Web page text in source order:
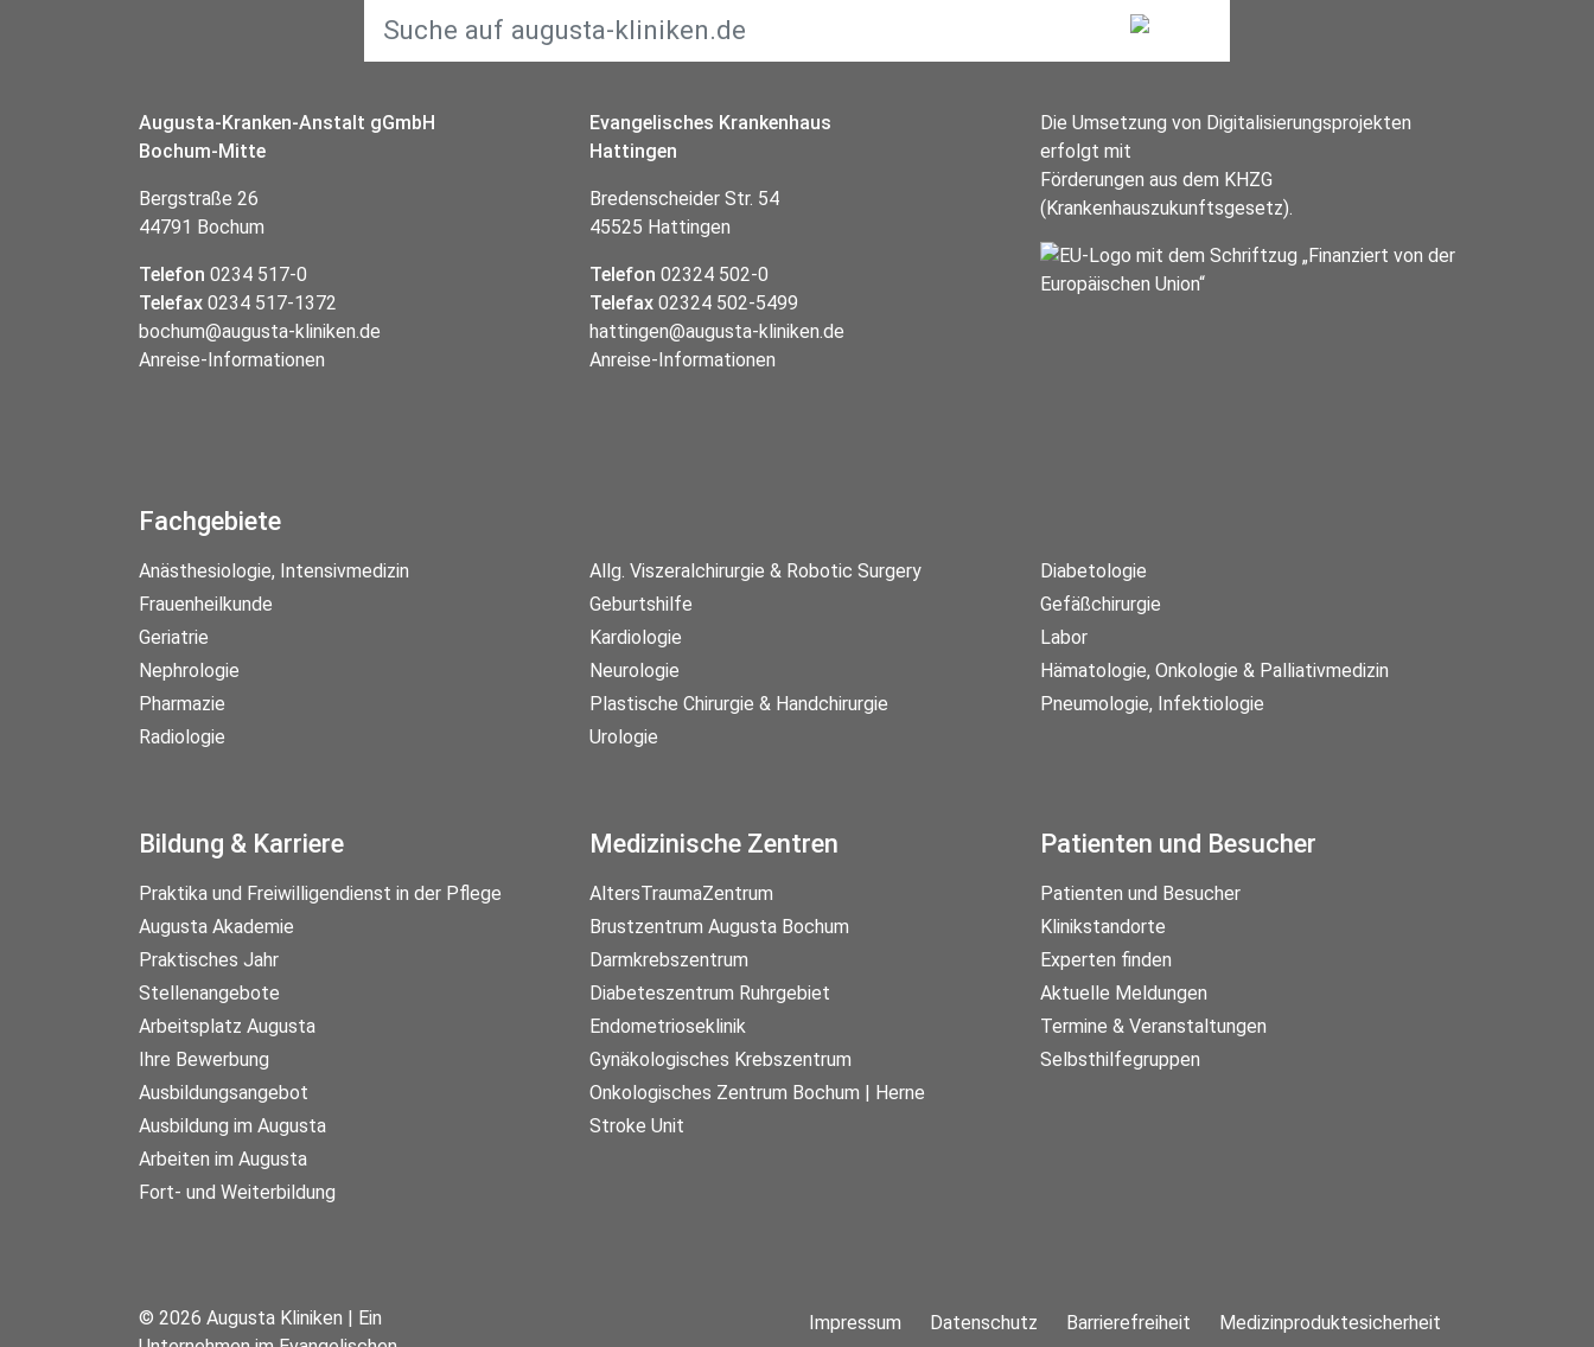
Augusta-Kranken-Anstalt gGmbH
Bochum-Mitte
Bergstraße 26
44791 Bochum
Telefon 0234 517-0
Telefax 0234 517-1372
bochum@augusta-kliniken.de
Anreise-Informationen
Evangelisches Krankenhaus
Hattingen
Bredenscheider Str. 54
45525 Hattingen
Telefon 02324 502-0
Telefax02324 502-5499
hattingen@augusta-kliniken.de
Anreise-Informationen
Die Umsetzung von Digitalisierungsprojekten
erfolgt mit
Förderungen aus dem KHZG
(Krankenhauszukunftsgesetz).
Fachgebiete
Anästhesiologie, Intensivmedizin Allg. Viszeralchirurgie & Robotic Surgery
Diabetologie
Frauenheilkunde
Geburtshilfe
Gefäßchirurgie
Geriatrie
Kardiologie
Labor
Nephrologie
Neurologie
Hämatologie, Onkologie & Palliativmedizin
Pharmazie
Plastische Chirurgie & Handchirurgie
Pneumologie, Infektiologie
Radiologie
Urologie
Bildung & Karriere
Praktika und Freiwilligendienst in der Pflege
Augusta Akademie
Praktisches Jahr
Stellenangebote
Arbeitsplatz Augusta
Ihre Bewerbung
Ausbildungsangebot
Ausbildung im Augusta
Arbeiten im Augusta
Fort- und Weiterbildung
Medizinische Zentren
AltersTraumaZentrum
Brustzentrum Augusta Bochum
Darmkrebszentrum
Diabeteszentrum Ruhrgebiet
Endometrioseklinik
Gynäkologisches Krebszentrum
Onkologisches Zentrum Bochum | Herne
Stroke Unit
Patienten und Besucher
Patienten und Besucher
Klinikstandorte
Experten finden
Aktuelle Meldungen
Termine & Veranstaltungen
Selbsthilfegruppen
Impressum Datenschutz Barrierefreiheit Medizinproduktesicherheit
© 2026 Augusta Kliniken | Ein